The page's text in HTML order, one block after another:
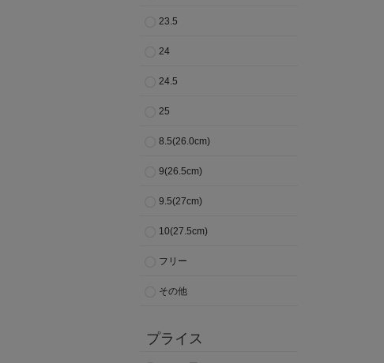
23.5
24
24.5
25
8.5(26.0cm)
9(26.5cm)
9.5(27cm)
10(27.5cm)
フリー
その他
プライス